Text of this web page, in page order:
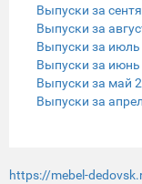
Выпуски за
Выпуски за
Выпуски за
Выпуски за
Выпуски за май
Выпуски за
https://mebel-